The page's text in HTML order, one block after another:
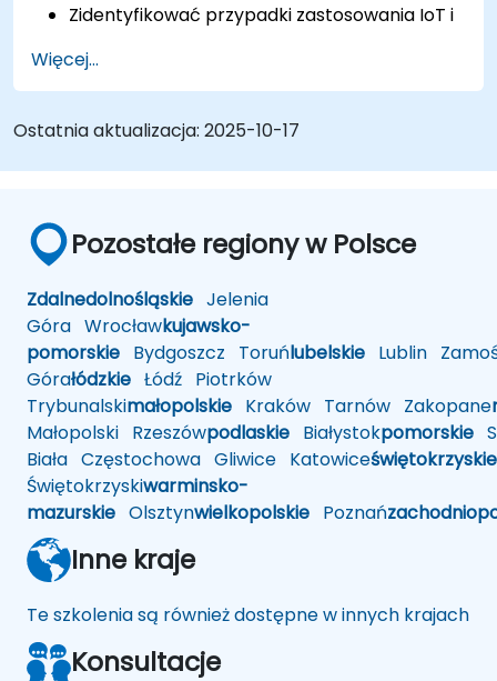
Zidentyfikować przypadki zastosowania IoT i
logistyki i energetyki.
Rozróżnić architektury i scenariusze
wdrażania edge computing oraz chmury
obliczeniowej.
Wdrożyć rozwiązania edge computing do
podejmowania decyzji w czasie
rzeczywistym.
Więcej...
Ostatnia aktualizacja: 2025-10-17
Pozostałe regiony w Polsce
Zdalnedolnośląskie Jelenia
Góra Wrocławkujawsko-
pomorskie Bydgoszcz Toruńlubelskie Lublin
Górałódzkie Łódź Piotrków
Trybunalskimałopolskie Kraków Tarnów Zakopane
Małopolski Rzeszówpodlaskie Białystokpomorskie
Biała Częstochowa Gliwice Katowiceświętokrzyskie
Świętokrzyskiwarminsko-
mazurskie Olsztynwielkopolskie Poznań
Inne kraje
Te szkolenia są również dostępne w innych krajach
Konsultacje